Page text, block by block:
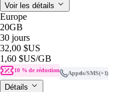
Voir les détails
Europe
20GB
30 jours
32,00 $US
1,60 $US/GB
10 % de réduction Appels/SMS(+1)
Détails